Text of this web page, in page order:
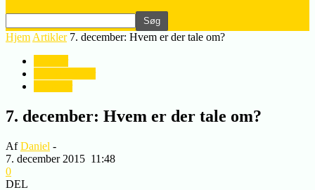
Hjem Artikler 7. december: Hvem er der tale om?
7. december: Hvem er der tale om?
AfDaniel -
7. december 2015 11:48
0
DEL